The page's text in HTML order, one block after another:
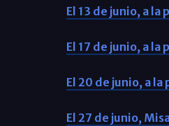
El 13 de junio, a
El 17 de junio, a la
El 20 de junio, a
El 27 de junio,